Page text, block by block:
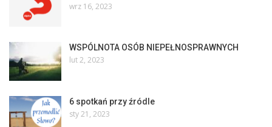
wrz 16, 2023
WSPÓLNOTA OSÓB NIEPEŁNOSPRAWNYCH
lut 2, 2023
6 spotkań przy źródle
sty 21, 2023